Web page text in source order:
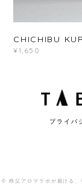
CHICHIBU
¥1,650
プライバ
© 秩父アロマラボが届ける